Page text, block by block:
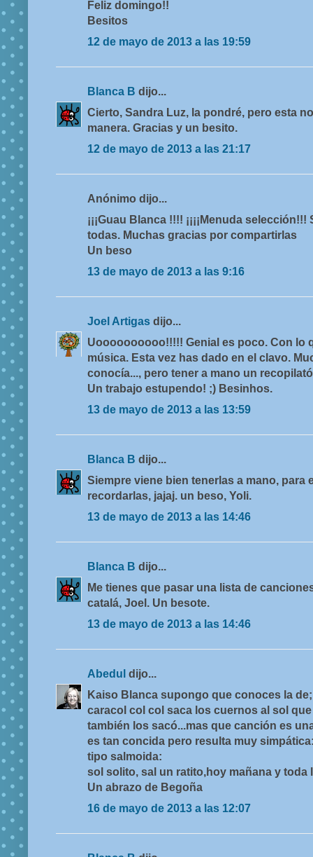
Feliz domingo!!
Besitos
12 de mayo de 2013 a las 19:59
Blanca B dijo...
Cierto, Sandra Luz, la pondré, pero esta
manera. Gracias y un besito.
12 de mayo de 2013 a las 21:17
Anónimo dijo...
¡¡¡Guau Blanca !!!! ¡¡¡¡Menuda
todas. Muchas gracias por compartirlas
Un beso
13 de mayo de 2013 a las 9:16
Joel Artigas dijo...
Uoooooooooo!!!!! Genial es poco. Con lo
música. Esta vez has dado en el clavo.
conocía..., pero tener a mano un
Un trabajo estupendo! ;) Besinhos.
13 de mayo de 2013 a las 13:59
Blanca B dijo...
Siempre viene bien tenerlas a mano, para
recordarlas, jajaj. un beso, Yoli.
13 de mayo de 2013 a las 14:46
Blanca B dijo...
Me tienes que pasar una lista de
catalá, Joel. Un besote.
13 de mayo de 2013 a las 14:46
Abedul dijo...
Kaiso Blanca supongo que conoces la de;
caracol col col saca los cuernos al sol
también los sacó...mas que canción es
es tan concida pero resulta muy
tipo salmoida:
sol solito, sal un ratito,hoy mañana y toda
Un abrazo de Begoña
16 de mayo de 2013 a las 12:07